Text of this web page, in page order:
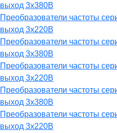
выход 3х380В
Преобразователи частоты
выход 3х220В
Преобразователи частоты
выход 3х380В
Преобразователи частоты
выход 3х220В
Преобразователи частоты
выход 3х380В
Преобразователи частоты
выход 3х220В